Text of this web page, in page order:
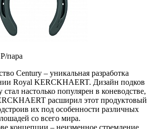
P/пара
Century – уникальная разработка
Royal KERCKHAERT. Дизайн подков
стал настолько популярен в коневодстве,
расширил этот продуктовый
их под особенности различных
со всего мира.
концепции – неизменное стремление